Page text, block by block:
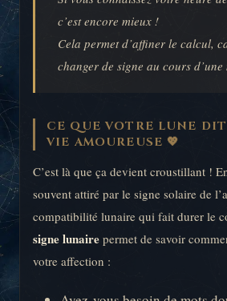
c’est encore mieux !
Cela permet d’affiner le calcul,
changer de signe au cours d’une
CE QUE VOTRE LUNE
VIE AMOUREUSE 💖
C’est là que ça devient croustillant !
souvent attiré par le signe solaire de
compatibilité lunaire qui fait durer le
signe lunaire permet de savoir
votre affection :